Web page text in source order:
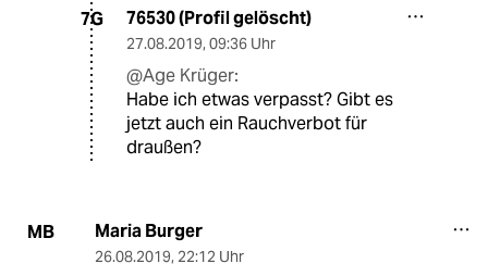
7G 76530 (Profil gelöscht)
27.08.2019, 09:36 Uhr
@Age Krüger:
Habe ich etwas verpasst? Gibt es
jetzt auch ein Rauchverbot für
draußen?
MB Maria Burger
26.08.2019, 22:12 Uhr